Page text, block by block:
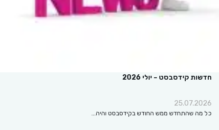
חדשות קידסבסט – יולי 2026
25.07.2026
כל מה שהתחדש ממש החודש בקידסבסט והיה…